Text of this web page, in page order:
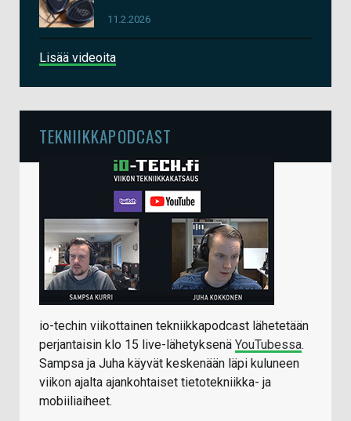
11.2.2026
Lisää videoita
TEKNIIKKAPODCAST
io-techin viikottainen tekniikkapodcast lähetetään
perjantaisin klo 15 live-lähetyksenä YouTubessa.
Sampsa ja Juha käyvät keskenään läpi kuluneen
viikon ajalta ajankohtaiset tietotekniikka- ja
mobiiliaiheet.